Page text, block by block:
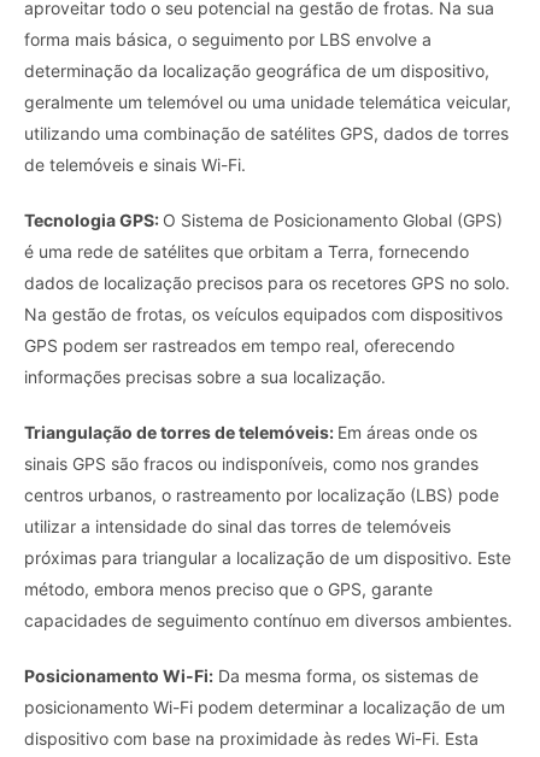
aproveitar todo o seu potencial na gestão de frotas. Na sua
forma mais básica, o seguimento por LBS envolve a
determinação da localização geográfica de um dispositivo,
geralmente um telemóvel ou uma unidade telemática veicular,
utilizando uma combinação de satélites GPS, dados de torres
de telemóveis e sinais Wi-Fi.
Tecnologia GPS: O Sistema de Posicionamento Global (GPS)
é uma rede de satélites que orbitam a Terra, fornecendo
dados de localização precisos para os recetores GPS no solo.
Na gestão de frotas, os veículos equipados com dispositivos
GPS podem ser rastreados em tempo real, oferecendo
informações precisas sobre a sua localização.
Triangulação de torres de telemóveis: Em áreas onde os
sinais GPS são fracos ou indisponíveis, como nos grandes
centros urbanos, o rastreamento por localização (LBS) pode
utilizar a intensidade do sinal das torres de telemóveis
próximas para triangular a localização de um dispositivo. Este
método, embora menos preciso que o GPS, garante
capacidades de seguimento contínuo em diversos ambientes.
Posicionamento Wi-Fi: Da mesma forma, os sistemas de
posicionamento Wi-Fi podem determinar a localização de um
dispositivo com base na proximidade às redes Wi-Fi. Esta